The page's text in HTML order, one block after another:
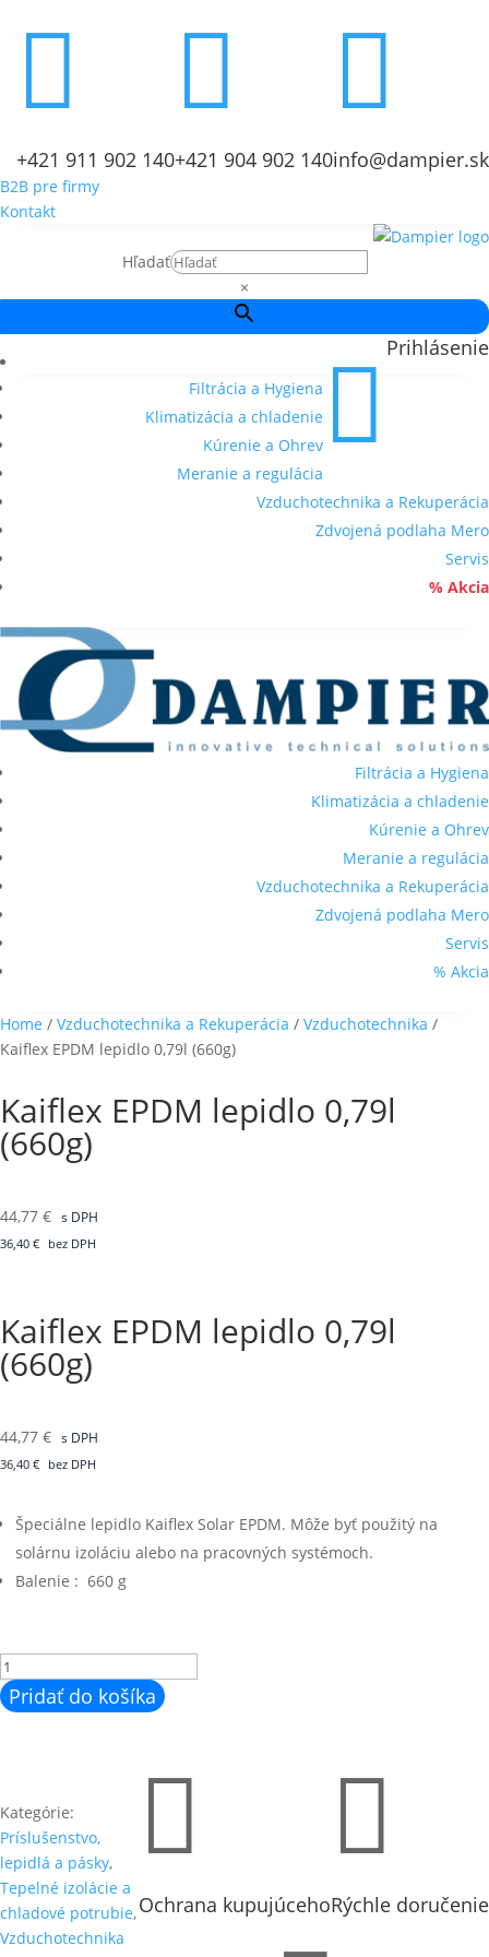

info@dampier.sk

+421 904 902 140

+421 911 902 140
B2B pre firmy
Kontakt
Hľadať
×

Prihlásenie
Filtrácia a Hygiena
Klimatizácia a chladenie
Kúrenie a Ohrev
Meranie a regulácia
Vzduchotechnika a Rekuperácia
Zdvojená podlaha Mero
Servis
% Akcia
Filtrácia a Hygiena
Klimatizácia a chladenie
Kúrenie a Ohrev
Meranie a regulácia
Vzduchotechnika a Rekuperácia
Zdvojená podlaha Mero
Servis
% Akcia
Home / Vzduchotechnika a Rekuperácia / Vzduchotechnika /
Kaiflex EPDM lepidlo 0,79l (660g)
Kaiflex EPDM lepidlo 0,79l
(660g)
44,77 € s DPH
36,40 € bez DPH
Kaiflex EPDM lepidlo 0,79l
(660g)
44,77 € s DPH
36,40 € bez DPH
Špeciálne lepidlo Kaiflex Solar EPDM. Môže byť použitý na
solárnu izoláciu alebo na pracovných systémoch.
Balenie : 660 g
množstvo
Kaiflex
EPDM
Pridať do košíka

Rýchle doručenie

Ochrana kupujúceho
Kategórie:
Príslušenstvo,
lepidlá a pásky,
Tepelné izolácie a
chladové potrubie,
Vzduchotechnika